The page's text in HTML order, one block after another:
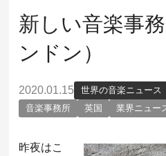
新しい音楽事
ンドン）
2020.01.15
世界の音楽ニュース
音楽事務所
英国 業界ニュー
昨夜はこ